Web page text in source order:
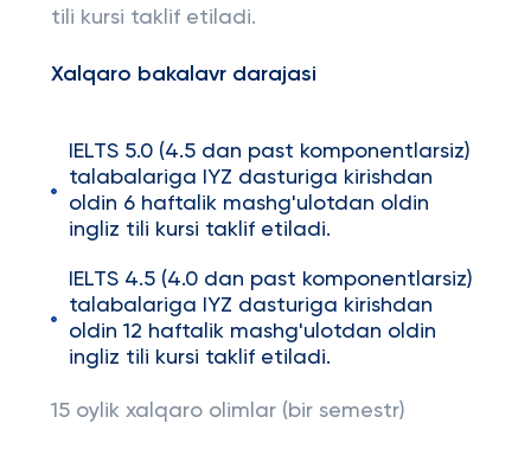
tili kursi taklif etiladi.
Xal qaro bakalavr darajasi
IELTS 5.0 (4.5 dan past komponentlarsiz)
talabalariga IYZ dasturiga kirishdan
oldin 6 haftalik mashg'ulotdan oldin
ingliz tili kursi taklif etiladi.
IELTS 4.5 (4.0 dan past komponentlarsiz)
talabalariga IYZ dasturiga kirishdan
oldin 12 haftalik mashg'ulotdan oldin
ingliz tili kursi taklif etiladi.
15 oylik xalqaro olimlar (bir semestr)